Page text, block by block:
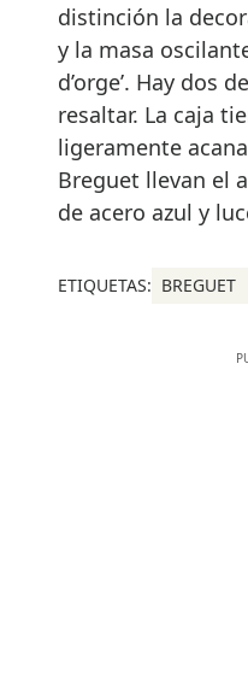
distinción la
y la masa
d’orge’. Hay dos
resaltar. La caja
ligeramente
Breguet llevan el
de acero azul y
ETIQUETAS: BREGUET